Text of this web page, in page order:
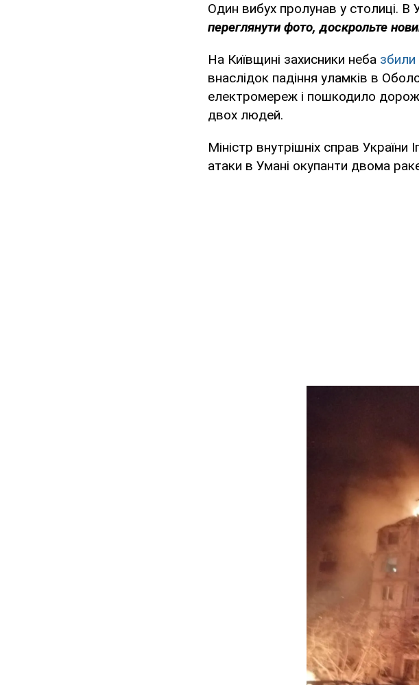
Один вибух пролунав у столиці. В
переглянути фото, доскрольте
На Київщині захисники неба
внаслідок падіння уламків в
електромереж і пошкодило
двох людей.
Міністр внутрішніх справ України
атаки в Умані окупанти двома